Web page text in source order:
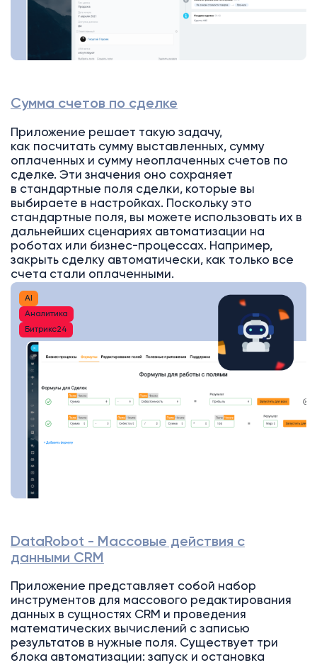
Сумма счетов по сделке
Приложение решает такую задачу,
как посчитать сумму выставленных, сумму
оплаченных и сумму неоплаченных счетов по
сделке. Эти значения оно сохраняет
в стандартные поля сделки, которые вы
выбираете в настройках. Поскольку это
стандартные поля, вы можете использовать их в
дальнейших сценариях автоматизации на
роботах или бизнес-процессах. Например,
закрыть сделку автоматически, как только все
счета стали оплаченными.
AI
Аналитика
Битрикс24
DataRobot - Массовые действия с
данными CRM
Приложение представляет собой набор
инструментов для массового редактирования
данных в сущностях CRM и проведения
математических вычислений с записью
результатов в нужные поля. Существует три
блока автоматизации: запуск и остановка